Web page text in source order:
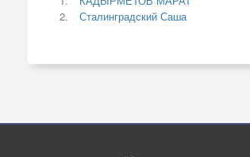
Сталинградский Саша